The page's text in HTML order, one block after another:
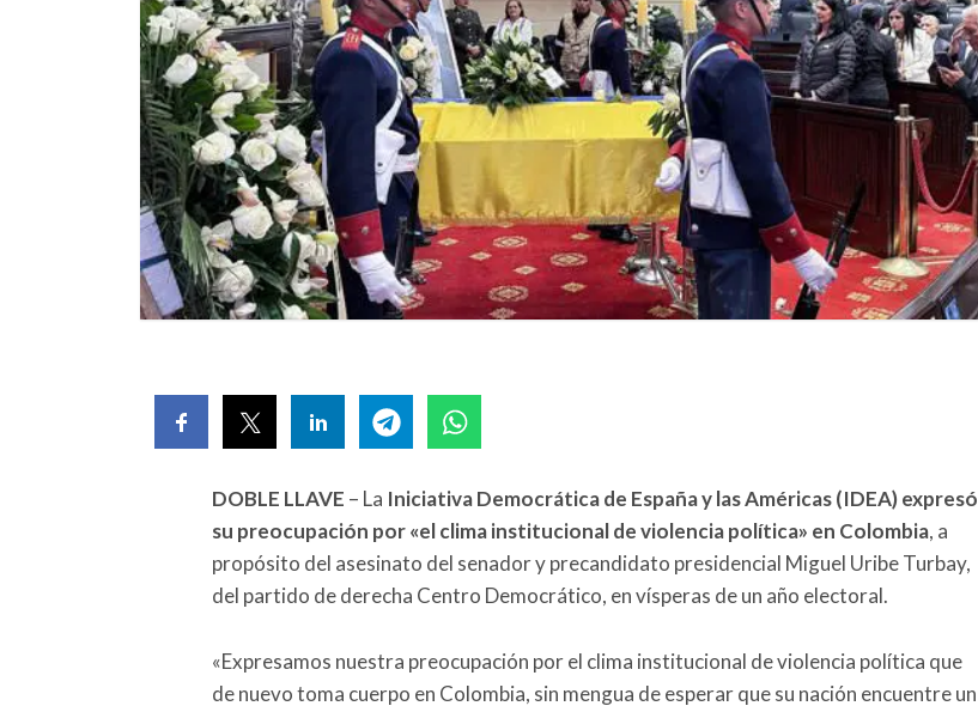
DOBLE LLAVE – La Iniciativa Democrática de España y las Américas (IDEA) expresó
su preocupación por «el clima institucional de violencia política» en Colombia, a
propósito del asesinato del senador y precandidato presidencial Miguel Uribe Turbay,
del partido de derecha Centro Democrático, en vísperas de un año electoral.
«Expresamos nuestra preocupación por el clima institucional de violencia política que
de nuevo toma cuerpo en Colombia, sin mengua de esperar que su nación encuentre un